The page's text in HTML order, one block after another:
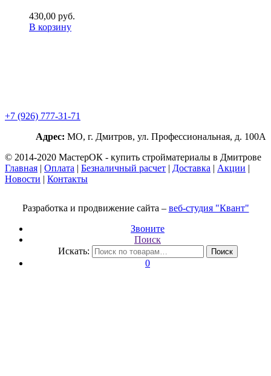
430,00 руб.
В корзину
+7 (926) 777-31-71
Адрес: МО, г. Дмитров, ул. Профессиональная, д. 100А
© 2014-2020 МастерОК - купить стройматериалы в Дмитрове
Главная | Оплата | Безналичный расчет | Доставка | Акции |
Новости | Контакты
Разработка и продвижение сайта – веб-студия "Квант"
Звоните
Поиск
Искать:
Поиск
0